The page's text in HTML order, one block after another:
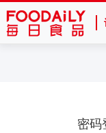
密码